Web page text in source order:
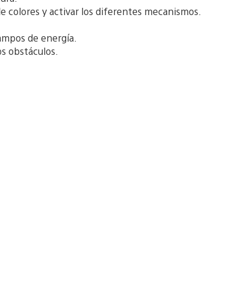
colores y activar los diferentes mecanismos.
de energía.
obstáculos.